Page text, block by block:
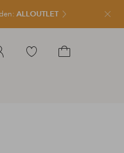
ALLOUTLET Luk
Gå